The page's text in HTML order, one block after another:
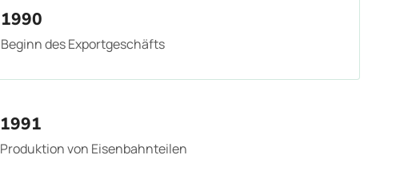
1990
Beginn des Exportgeschäfts
1991
Produktion von Eisenbahnteilen